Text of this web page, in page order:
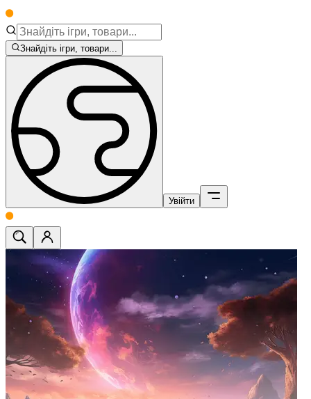
Знайдіть ігри, товари...
Увійти